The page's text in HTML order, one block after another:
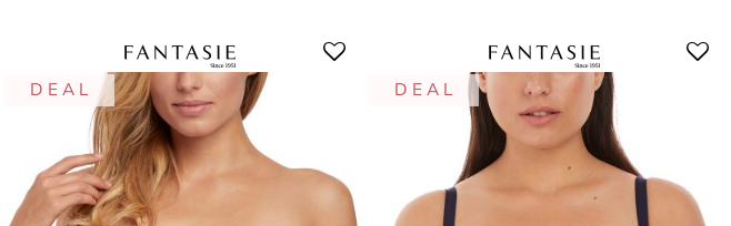
D E A L D E A L